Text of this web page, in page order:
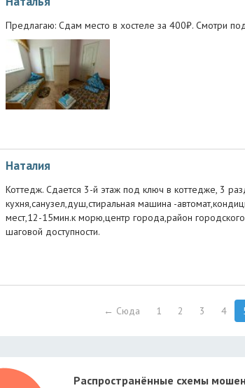
Предлагаю: Сдам место в хостеле за 400₽. Смотри
Наталия
Коттедж. Сдается 3-й этаж под ключ в коттедже, 3
кухня,санузел,душ,стиральная машина -
мест,12-15мин.к морю,центр города,район
шаговой доступности.
← Сюда 1 2 3 4
Распространённые схемы